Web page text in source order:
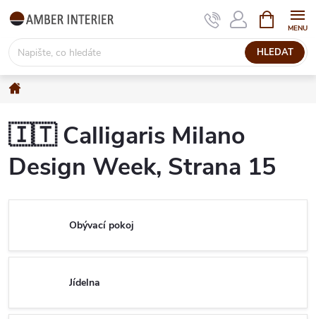
Přejít
obsah
HLEDAT
NÁKUPNÍ
KOŠÍK
Domů
🇮🇹 Calligaris Milano
Design Week, Strana 15
Obývací pokoj
Jídelna